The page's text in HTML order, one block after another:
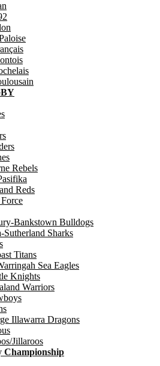
Rebels
Reds
Bankstown Bulldogs
Sutherland Sharks
Titans
Sea Eagles
Knights
Warriors
Illawarra Dragons
Jillaroos
Championship